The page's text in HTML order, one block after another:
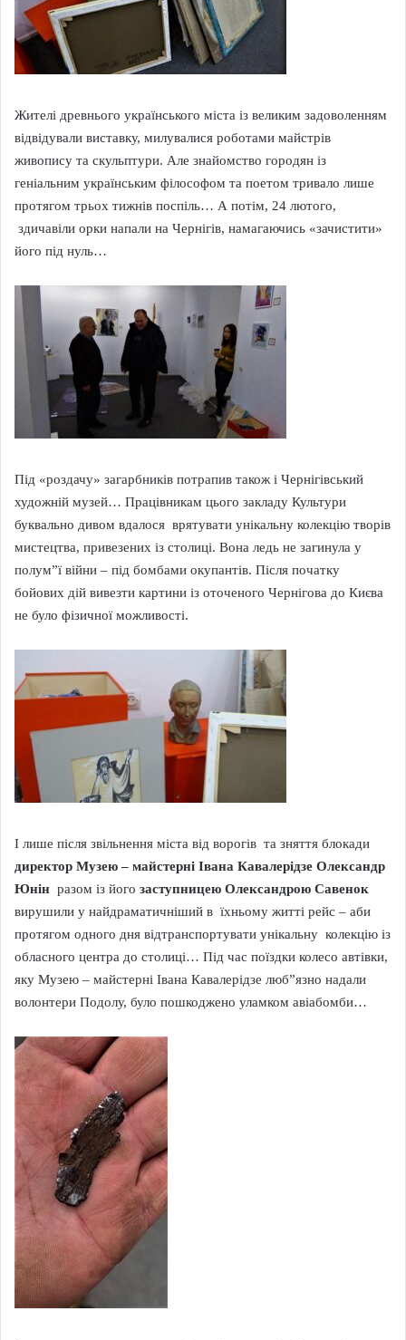
Жителі древнього українського міста із великим задоволенням
відвідували виставку, милувалися роботами майстрів
живопису та скульптури. Але знайомство городян із
геніальним українським філософом та поетом тривало лише
протягом трьох тижнів поспіль… А потім, 24 лютого,
здичавіли орки напали на Чернігів, намагаючись «зачистити»
його під нуль…
Під «роздачу» загарбників потрапив також і Чернігівський
художній музей… Працівникам цього закладу Культури
буквально дивом вдалося врятувати унікальну колекцію творів
мистецтва, привезених із столиці. Вона ледь не загинула у
полум”ї війни – під бомбами окупантів. Після початку
бойових дій вивезти картини із оточеного Чернігова до Києва
не було фізичної можливості.
І лише після звільнення міста від ворогів та зняття блокади
директор Музею – майстерні Івана Кавалерідзе Олександр
Юнін разом із його заступницею Олександрою Савенок
вирушили у найдраматичніший в їхньому житті рейс – аби
протягом одного дня відтранспортувати унікальну колекцію із
обласного центра до столиці… Під час поїздки колесо автівки,
яку Музею – майстерні Івана Кавалерідзе люб”язно надали
волонтери Подолу, було пошкоджено уламком авіабомби…